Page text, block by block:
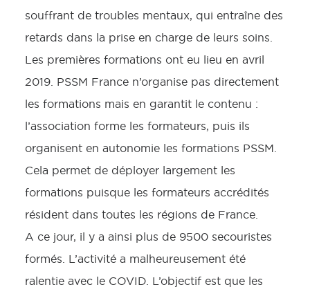
souffrant de troubles mentaux, qui entraîne des
retards dans la prise en charge de leurs soins.
Les premières formations ont eu lieu en avril
2019. PSSM France n’organise pas directement
les formations mais en garantit le contenu :
l’association forme les formateurs, puis ils
organisent en autonomie les formations PSSM.
Cela permet de déployer largement les
formations puisque les formateurs accrédités
résident dans toutes les régions de France.
A ce jour, il y a ainsi plus de 9500 secouristes
formés. L’activité a malheureusement été
ralentie avec le COVID. L’objectif est que les